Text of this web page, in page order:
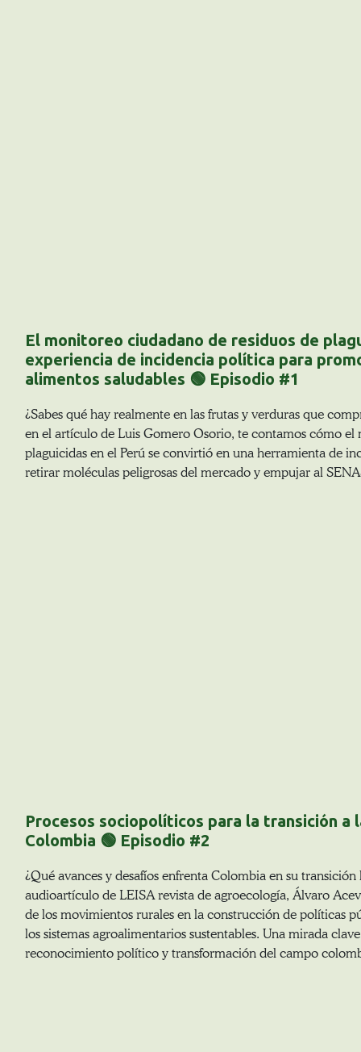
El monitoreo ciudadano de residuos de
experiencia de incidencia política para
alimentos saludables 🟢 Episodio #1
¿Sabes qué hay realmente en las frutas y verduras que
en el artículo de Luis Gomero Osorio, te contamos cómo
plaguicidas en el Perú se convirtió en una herramienta de
retirar moléculas peligrosas del mercado y empujar al
Procesos sociopolíticos para la transición a
Colombia 🟢 Episodio #2
¿Qué avances y desafíos enfrenta Colombia en su
audioartículo de LEISA revista de agroecología, Álvaro
de los movimientos rurales en la construcción de políticas
los sistemas agroalimentarios sustentables. Una mirada
reconocimiento político y transformación del campo